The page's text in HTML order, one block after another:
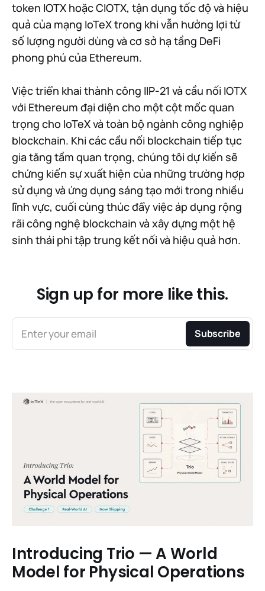
token IOTX hoặc CIOTX, tận dụng tốc độ và hiệu
quả của mạng IoTeX trong khi vẫn hưởng lợi từ
số lượng người dùng và cơ sở hạ tầng DeFi
phong phú của Ethereum.
Việc triển khai thành công IIP-21 và cầu nối IOTX
với Ethereum đại diện cho một cột mốc quan
trọng cho IoTeX và toàn bộ ngành công nghiệp
blockchain. Khi các cầu nối blockchain tiếp tục
gia tăng tầm quan trọng, chúng tôi dự kiến sẽ
chứng kiến sự xuất hiện của những trường hợp
sử dụng và ứng dụng sáng tạo mới trong nhiều
lĩnh vực, cuối cùng thúc đẩy việc áp dụng rộng
rãi công nghệ blockchain và xây dựng một hệ
sinh thái phi tập trung kết nối và hiệu quả hơn.
Sign up for more like this.
Enter your email Subscribe
Introducing Trio — A World
Model for Physical Operations